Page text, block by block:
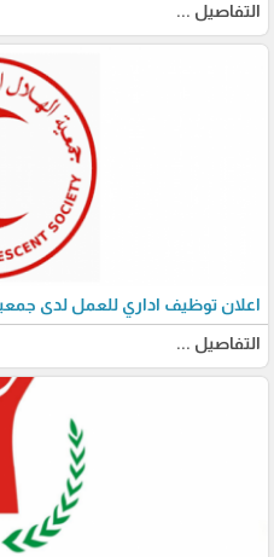
التفاصيل ...
اعلان توظيف اداري للعمل لدى
التفاصيل ...